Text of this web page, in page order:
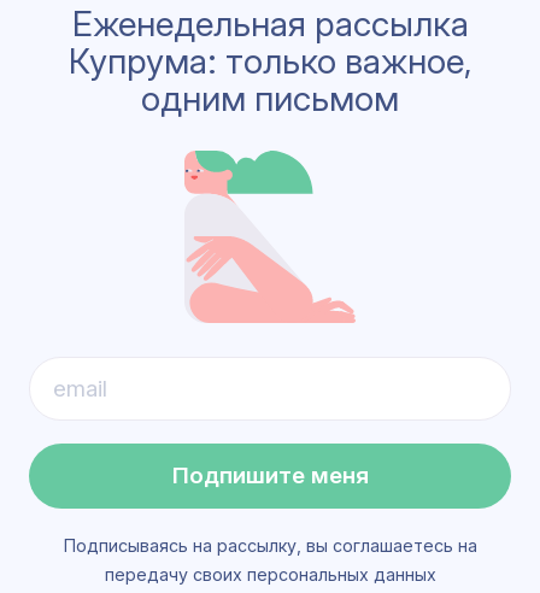
Еженедельная рассылка
Купрума: только важное,
одним письмом
Подпишите меня
Подписываясь на рассылку, вы соглашаетесь на
передачу своих персональных данных